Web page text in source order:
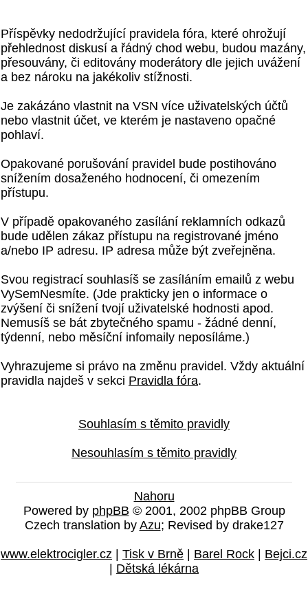
Příspěvky nedodržující pravidela fóra, které ohrožují
přehlednost diskusí a řádný chod webu, budou mazány,
přesouvány, či editovány moderátory dle jejich uvážení
a bez nároku na jakékoliv stížnosti.
Je zakázáno vlastnit na VSN více uživatelských účtů
nebo vlastnit účet, ve kterém je nastaveno opačné
pohlaví.
Opakované porušování pravidel bude postihováno
snížením dosaženého hodnocení, či omezením
přístupu.
V případě opakovaného zasílání reklamních odkazů
bude udělen zákaz přístupu na registrované jméno
a/nebo IP adresu. IP adresa může být zveřejněna.
Svou registrací souhlasíš se zasíláním emailů z webu
VySemNesmíte. (Jde prakticky jen o informace o
zvýšení či snížení tvojí uživatelské hodnosti apod.
Nemusíš se bát zbytečného spamu - žádné denní,
týdenní, nebo měsíční infomaily neposíláme.)
Vyhrazujeme si právo na změnu pravidel. Vždy aktuální
pravidla najdeš v sekci Pravidla fóra.
Souhlasím s těmito pravidly
Nesouhlasím s těmito pravidly
Nahoru
Powered by phpBB © 2001, 2002 phpBB Group
Czech translation by Azu; Revised by drake127
www.elektrocigler.cz | Tisk v Brně | Barel Rock | Bejci.cz
| Dětská lékárna